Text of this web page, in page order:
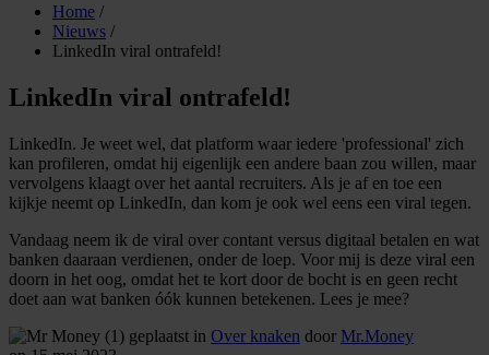
Home /
Nieuws /
LinkedIn viral ontrafeld!
LinkedIn viral ontrafeld!
LinkedIn. Je weet wel, dat platform waar iedere 'professional' zich
kan profileren, omdat hij eigenlijk een andere baan zou willen, maar
vervolgens klaagt over het aantal recruiters. Als je af en toe een
kijkje neemt op LinkedIn, dan kom je ook wel eens een viral tegen.
Vandaag neem ik de viral over contant versus digitaal betalen en wat
banken daaraan verdienen, onder de loep. Voor mij is deze viral een
doorn in het oog, omdat het te kort door de bocht is en geen recht
doet aan wat banken óók kunnen betekenen. Lees je mee?
geplaatst in Over knaken door Mr.Money